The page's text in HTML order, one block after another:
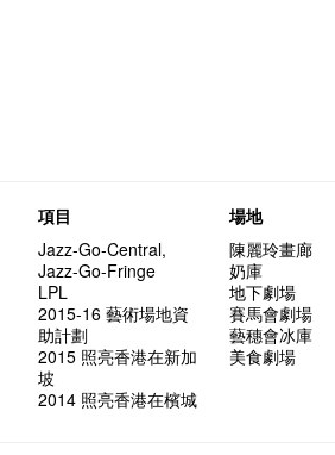
項目
Jazz-Go-Central,
Jazz-Go-Fringe
LPL
2015-16 藝術場地資
助計劃
2015 照亮香港在新加
坡
2014 照亮香港在檳城
場地
陳麗玲畫廊
奶庫
地下劇場
賽馬會劇場
藝穗會冰庫
美食劇場